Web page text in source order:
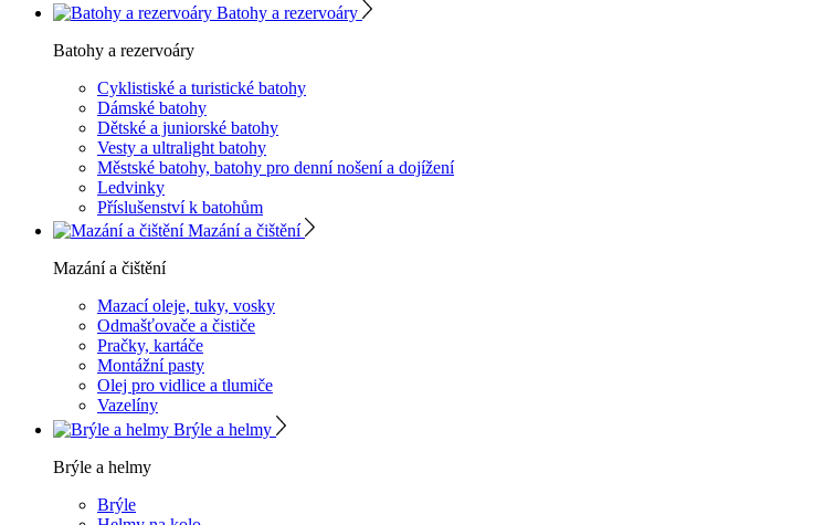
Batohy a rezervoáry
Batohy a rezervoáry
Cyklistiské a turistické batohy
Dámské batohy
Dětské a juniorské batohy
Vesty a ultralight batohy
Městské batohy, batohy pro denní nošení a dojížení
Ledvinky
Příslušenství k batohům
Mazání a čištění
Mazání a čištění
Mazací oleje, tuky, vosky
Odmašťovače a čističe
Pračky, kartáče
Montážní pasty
Olej pro vidlice a tlumiče
Vazelíny
Brýle a helmy
Brýle a helmy
Brýle